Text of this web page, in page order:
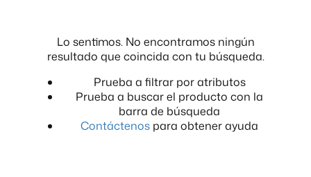
Lo sentimos. No encontramos ningún
resultado que coincida con tu búsqueda.
Prueba a filtrar por atributos
Prueba a buscar el producto con la
barra de búsqueda
Contáctenos para obtener ayuda